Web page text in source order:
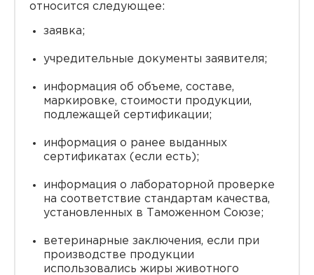
относится следующее:
заявка;
учредительные документы заявителя;
информация об объеме, составе,
маркировке, стоимости продукции,
подлежащей сертификации;
информация о ранее выданных
сертификатах (если есть);
информация о лабораторной проверке
на соответствие стандартам качества,
установленных в Таможенном Союзе;
ветеринарные заключения, если при
производстве продукции
использовались жиры животного